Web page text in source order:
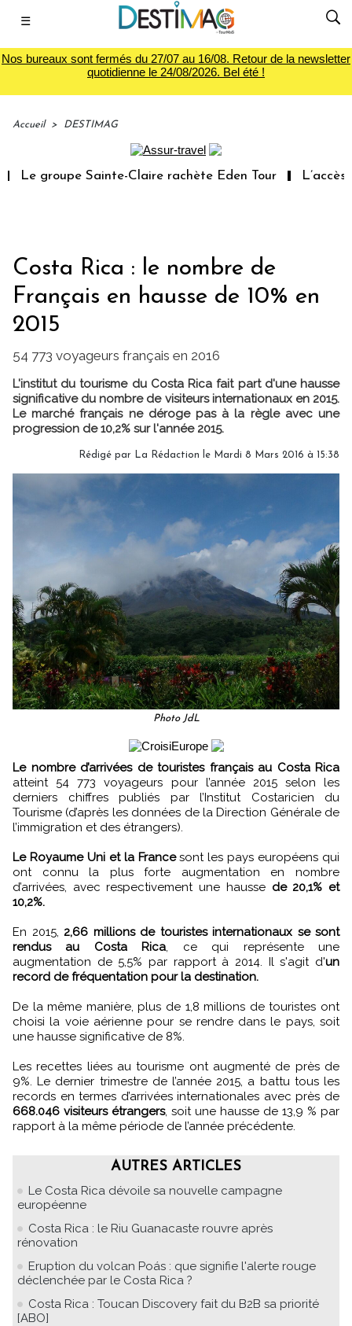
☰
Nos bureaux sont fermés du 27/07 au 16/08. Retour de la newsletter
quotidienne le 24/08/2026. Bel été !
Accueil > DESTIMAG
Le groupe Sainte-Claire rachète Eden Tour L’accès
Costa Rica : le nombre de
Français en hausse de 10% en
2015
54 773 voyageurs français en 2016
L'institut du tourisme du Costa Rica fait part d'une hausse
significative du nombre de visiteurs internationaux en 2015.
Le marché français ne déroge pas à la règle avec une
progression de 10,2% sur l'année 2015.
Rédigé par La Rédaction le Mardi 8 Mars 2016 à 15:38
Photo JdL
Le nombre d’arrivées de touristes français au Costa Rica
atteint 54 773 voyageurs pour l’année 2015 selon les
derniers chiffres publiés par l’Institut Costaricien du
Tourisme (d’après les données de la Direction Générale de
l’immigration et des étrangers).
Le Royaume Uni et la Francesont les pays européens qui
ont connu la plus forte augmentation en nombre
d’arrivées, avec respectivement une hausse de 20,1% et
10,2%.
En 2015, 2,66 millions de touristes internationaux se sont
rendus au Costa Rica , ce qui représente une
augmentation de 5,5% par rapport à 2014. Il s'agit d'un
record de fréquentation pour la destination.
De la même manière, plus de 1,8 millions de touristes ont
choisi la voie aérienne pour se rendre dans le pays, soit
une hausse significative de 8%.
Les recettes liées au tourisme ont augmenté de près de
9%. Le dernier trimestre de l’année 2015, a battu tous les
records en termes d’arrivées internationales avec près de
668.046 visiteurs étrangers, soit une hausse de 13,9 % par
rapport à la même période de l’année précédente.
AUTRES ARTICLES
Le Costa Rica dévoile sa nouvelle campagne
européenne
Costa Rica : le Riu Guanacaste rouvre après
rénovation
Eruption du volcan Poás : que signifie l'alerte rouge
déclenchée par le Costa Rica ?
Costa Rica : Toucan Discovery fait du B2B sa priorité
[ABO]